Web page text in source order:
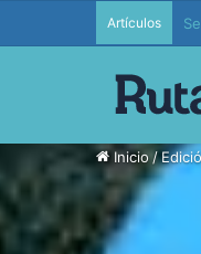
Artículos
Inicio /